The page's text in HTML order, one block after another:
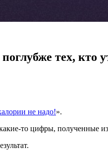
тех, кто
не надо!».
то цифры, полученные